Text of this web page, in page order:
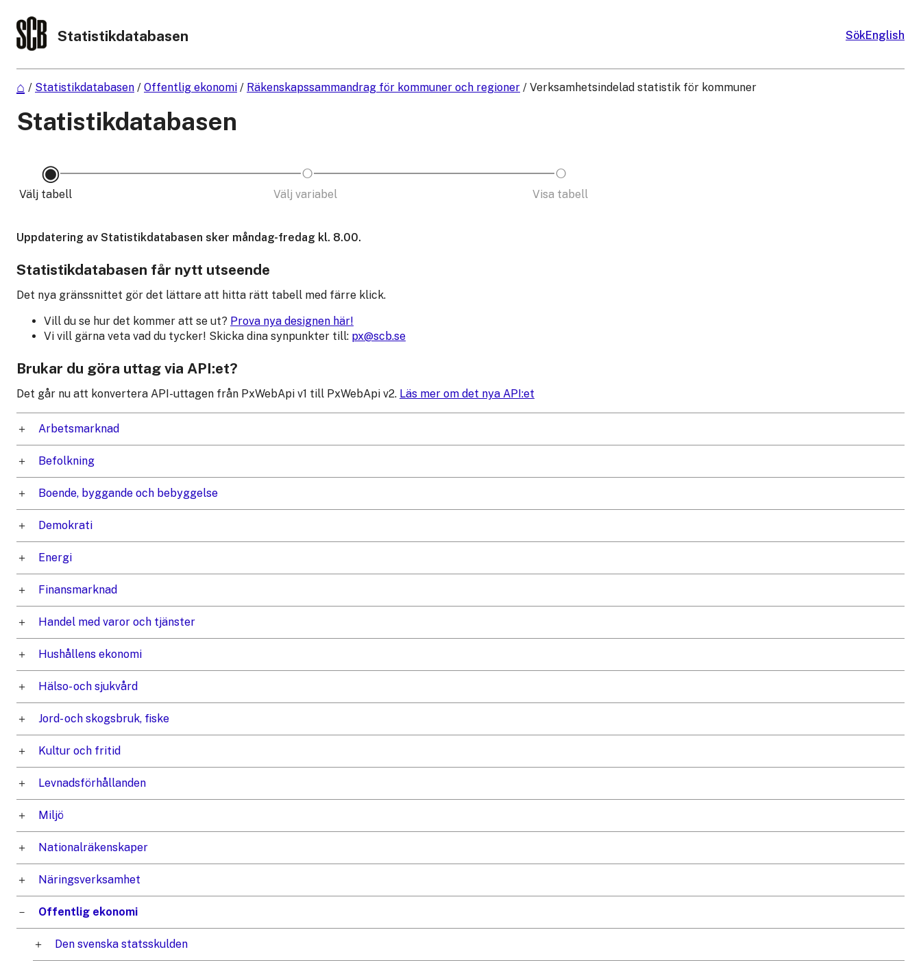
Statistikdatabasen SökEnglish
/ Statistikdatabasen / Offentlig ekonomi / Räkenskapssammandrag för kommuner och regioner / Verksamhetsindelad statistik för kommuner
Statistikdatabasen
Välj tabell Välj variabel Visa tabell
Uppdatering av Statistikdatabasen sker måndag-fredag kl. 8.00.
Statistikdatabasen får nytt utseende
Det nya gränssnittet gör det lättare att hitta rätt tabell med färre klick.
Vill du se hur det kommer att se ut? Prova nya designen här!
Vi vill gärna veta vad du tycker! Skicka dina synpunkter till: px@scb.se
Brukar du göra uttag via API:et?
Det går nu att konvertera API-uttagen från PxWebApi v1 till PxWebApi v2. Läs mer om det nya API:et
Arbetsmarknad
Befolkning
Boende, byggande och bebyggelse
Demokrati
Energi
Finansmarknad
Handel med varor och tjänster
Hushållens ekonomi
Hälso- och sjukvård
Jord- och skogsbruk, fiske
Kultur och fritid
Levnadsförhållanden
Miljö
Nationalräkenskaper
Näringsverksamhet
Offentlig ekonomi
Den svenska statsskulden